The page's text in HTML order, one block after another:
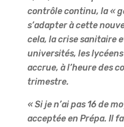
contrôle continu, la «
s’adapter à cette
cela, la crise sanitaire
universités, les
accrue, à l’heure des
trimestre.
« Si je n’ai pas 16 de
acceptée en Prépa. Il